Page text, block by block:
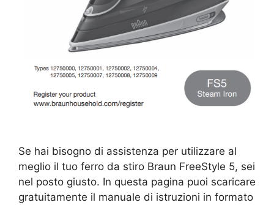
Se hai bisogno di assistenza per utilizzare al
meglio il tuo ferro da stiro Braun FreeStyle 5, sei
nel posto giusto. In questa pagina puoi scaricare
gratuitamente il manuale di istruzioni in formato